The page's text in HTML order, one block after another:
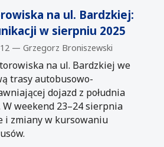
na ul. Bardzkiej:
w sierpniu 2025
— Grzegorz Broniszewski
na ul. Bardzkiej we
trasy autobusowo-
dojazd z południa
weekend 23–24 sierpnia
i zmiany w kursowaniu